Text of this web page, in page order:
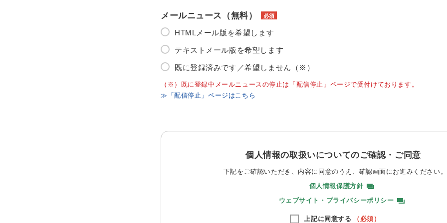
メールニュース（無料） 必須
HTMLメール版を希望します
テキストメール版を希望します
既に登録済みです／希望しません（※）
（※）既に登録中メールニュースの停止は「配信停止」ページで受付けております。
≫「配信停止」ページはこちら
個人情報の取扱いについてのご確認・ご同意
下記をご確認いただき、内容に同意のうえ、 確認画面にお進みください。
個人情報保護方針
ウェブサイト・プライバシーポリシー
上記に同意する （必須）